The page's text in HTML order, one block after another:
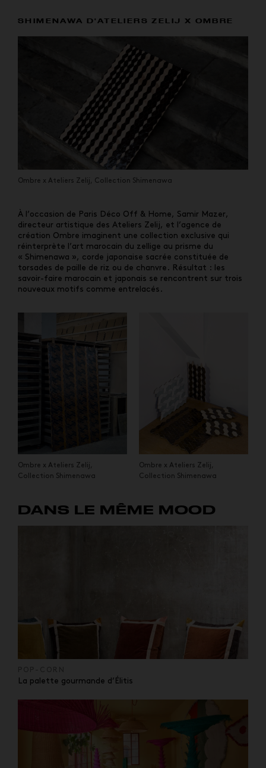
SHIMENAWA D'ATELIERS ZELIJ X OMBRE
Ombre x Ateliers Zelij, Collection Shimenawa
À l’occasion de Paris Déco Off & Home, Samir Mazer,
directeur artistique des Ateliers Zelij, et l’agence de
création Ombre imaginent une collection exclusive qui
réinterprète l’art marocain du zellige au prisme du
« Shimenawa », corde japonaise sacrée constituée de
torsades de paille de riz ou de chanvre. Résultat : les
savoir-faire marocain et japonais se rencontrent sur trois
nouveaux motifs comme entrelacés.
Ombre x Ateliers Zelij,
Collection Shimenawa
Ombre x Ateliers Zelij,
Collection Shimenawa
DANS LE MÊME MOOD
La palette gourmande d’Élitis